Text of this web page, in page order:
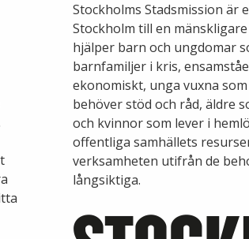
Stockholms Stadsmission
Stockholm till en
hjälper barn och ungdomar
barnfamiljer i kris,
ekonomiskt, unga vuxna
behöver stöd och råd, äldre
och kvinnor som lever i
offentliga samhällets
verksamheten utifrån de
långsiktiga.